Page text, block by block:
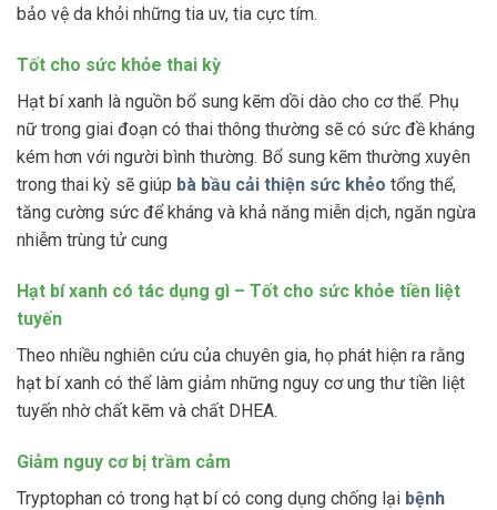
bảo vệ da khỏi những tia uv, tia cực tím.
Tốt cho sức khỏe thai kỳ
Hạt bí xanh là nguồn bổ sung kẽm dồi dào cho cơ thể. Phụ
nữ trong giai đoạn có thai thông thường sẽ có sức đề kháng
kém hơn với người bình thường. Bổ sung kẽm thường xuyên
trong thai kỳ sẽ giúp bà bầu cải thiện sức khẻo tổng thể,
tăng cường sức để kháng và khả năng miễn dịch, ngăn ngừa
nhiễm trùng tử cung
Hạt bí xanh có tác dụng gì – Tốt cho sức khỏe tiền liệt
tuyến
Theo nhiều nghiên cứu của chuyên gia, họ phát hiện ra rằng
hạt bí xanh có thể làm giảm những nguy cơ ung thư tiền liệt
tuyến nhờ chất kẽm và chất DHEA.
Giảm nguy cơ bị trầm cảm
Tryptophan có trong hạt bí có cong dụng chống lại bệnh